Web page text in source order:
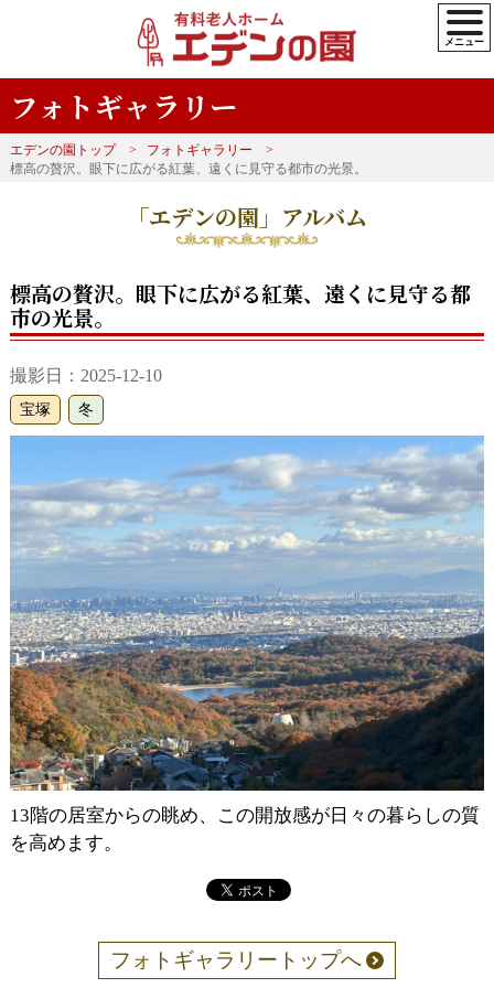
フォトギャラリー
エデンの園トップ
フォトギャラリー
標高の贅沢。眼下に広がる紅葉、遠くに見守る都市の光景。
「エデンの園」アルバム
標高の贅沢。眼下に広がる紅葉、遠くに見守る都
市の光景。
撮影日：2025-12-10
宝塚 冬
13階の居室からの眺め、この開放感が日々の暮らしの質
を高めます。
フォトギャラリートップへ